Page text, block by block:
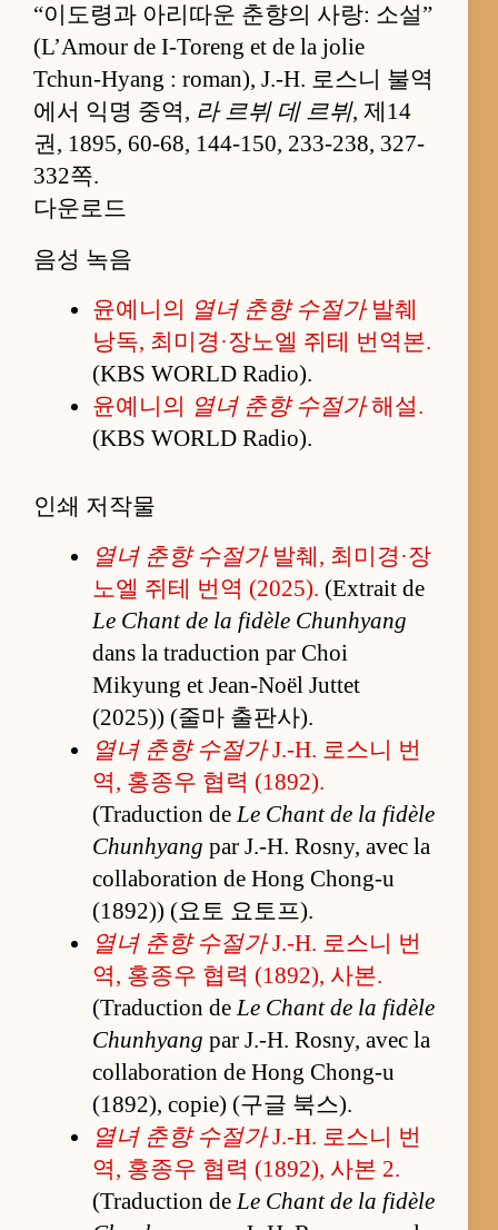
“이도령과 아리따운 춘향의 사랑: 소설”
(L’Amour de I-Toreng et de la jolie
Tchun-Hyang : roman), J.-H. 로스니 불역
에서 익명 중역, 라 르뷔 데 르뷔, 제14
권, 1895, 60-68, 144-150, 233-238, 327-
332쪽.
다운로드
음성 녹음
윤예니의 열녀 춘향 수절가발췌
낭독, 최미경·장노엘 쥐테 번역본.
(KBS WORLD Radio).
윤예니의 열녀 춘향 수절가해설.
(KBS WORLD Radio).
인쇄 저작물
열녀 춘향 수절가발췌, 최미경·장
노엘 쥐테 번역 (2025). (Extrait de
Le Chant de la fidèle Chunhyang
dans la traduction par Choi
Mikyung et Jean-Noël Juttet
(2025)) (줄마 출판사).
열녀 춘향 수절가J.-H. 로스니 번
역, 홍종우 협력 (1892).
(Traduction deLe Chant de la fidèle
Chunhyang par J.-H. Rosny, avec la
collaboration de Hong Chong-u
(1892)) (요토 요토프).
열녀 춘향 수절가J.-H. 로스니 번
역, 홍종우 협력 (1892), 사본.
(Traduction deLe Chant de la fidèle
Chunhyang par J.-H. Rosny, avec la
collaboration de Hong Chong-u
(1892), copie) (구글 북스).
열녀 춘향 수절가J.-H. 로스니 번
역, 홍종우 협력 (1892), 사본 2.
(Traduction deLe Chant de la fidèle